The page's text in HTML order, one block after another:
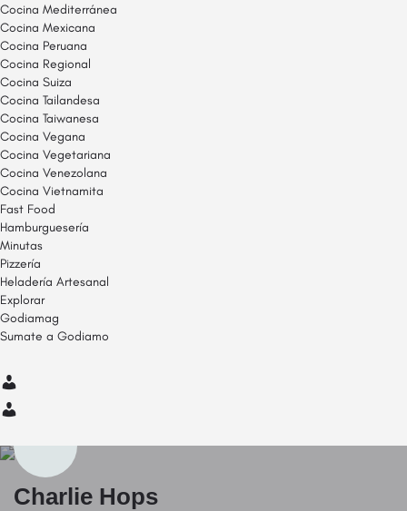
Cocina Mediterránea
Cocina Mexicana
Cocina Peruana
Cocina Regional
Cocina Suiza
Cocina Tailandesa
Cocina Taiwanesa
Cocina Vegana
Cocina Vegetariana
Cocina Venezolana
Cocina Vietnamita
Fast Food
Hamburguesería
Minutas
Pizzería
Heladería Artesanal
Explorar
Godiamag
Sumate a Godiamo
Charlie Hops